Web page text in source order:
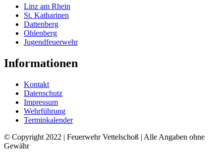
Linz am Rhein
St. Katharinen
Dattenberg
Ohlenberg
Jugendfeuerwehr
Informationen
Kontakt
Datenschutz
Impressum
Wehrführung
Terminkalender
© Copyright 2022 | Feuerwehr Vettelschoß | Alle Angaben ohne
Gewähr